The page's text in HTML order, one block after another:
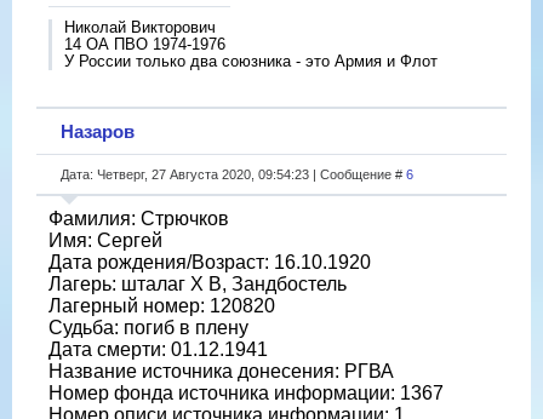
Николай Викторович
14 ОА ПВО 1974-1976
У России только два союзника - это Армия и Флот
Назаров
Дата: Четверг, 27 Августа 2020, 09:54:23 | Сообщение # 6
Фамилия: Стрючков
Имя: Сергей
Дата рождения/Возраст: 16.10.1920
Лагерь: шталаг X B, Зандбостель
Лагерный номер: 120820
Судьба: погиб в плену
Дата смерти: 01.12.1941
Название источника донесения: РГВА
Номер фонда источника информации: 1367
Номер описи источника информации: 1